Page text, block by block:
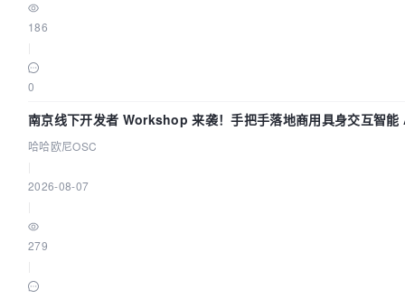
186
0
南京线下开发者 Workshop 来袭！手把手落地商用具身交互智
哈哈欧尼OSC
2026-08-07
279